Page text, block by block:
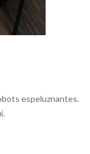
espeluznantes.